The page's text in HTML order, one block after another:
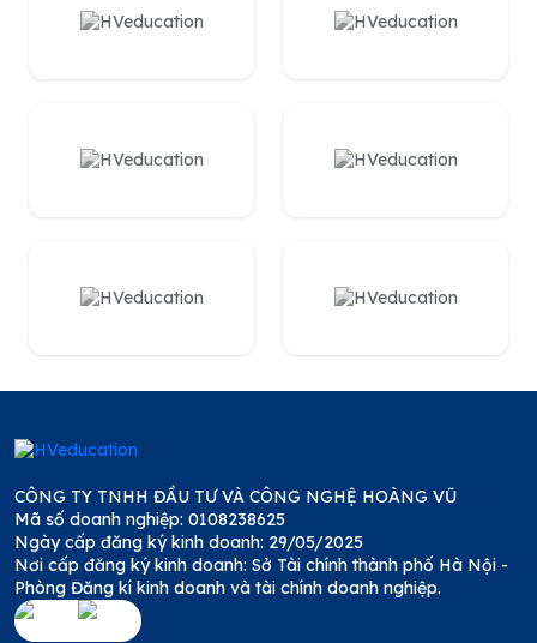
CÔNG TY TNHH ĐẦU TƯ VÀ CÔNG NGHỆ HOÀNG VŨ
Mã số doanh nghiệp: 0108238625
Ngày cấp đăng ký kinh doanh: 29/05/2025
Nơi cấp đăng ký kinh doanh: Sở Tài chính thành phố Hà Nội -
Phòng Đăng kí kinh doanh và tài chính doanh nghiệp.